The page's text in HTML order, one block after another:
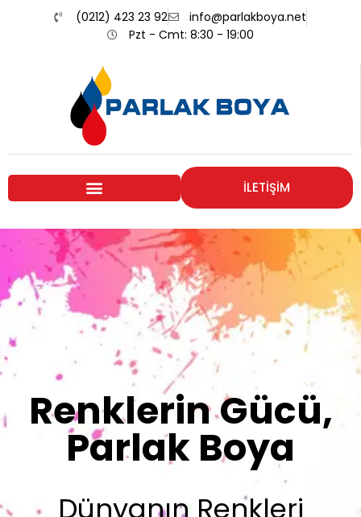
(0212) 423 23 92
info@parlakboya.net
Pzt - Cmt: 8:30 - 19:00
İLETİŞİM
Renklerimiz
Sizin İmzanız
Olsun